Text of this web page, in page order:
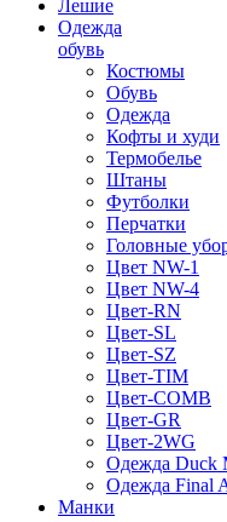
Лешие
Одежда
обувь
Костюмы
Обувь
Одежда
Кофты и худи
Термобелье
Штаны
Футболки
Перчатки
Головные
Цвет NW-1
Цвет NW-4
Цвет-RN
Цвет-SL
Цвет-SZ
Цвет-TIM
Цвет-COMB
Цвет-GR
Цвет-2WG
Одежда Duck
Одежда Final
Манки